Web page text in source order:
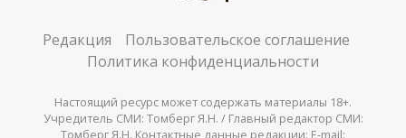
Редакция
Пользовательское соглашение
Политика конфиденциальности
Настоящий ресурс может содержать материалы 18+.
Учредитель СМИ: Томберг Я.Н. / Главный редактор СМИ:
Томберг Я.Н. Контактные данные редакции: E-mail: